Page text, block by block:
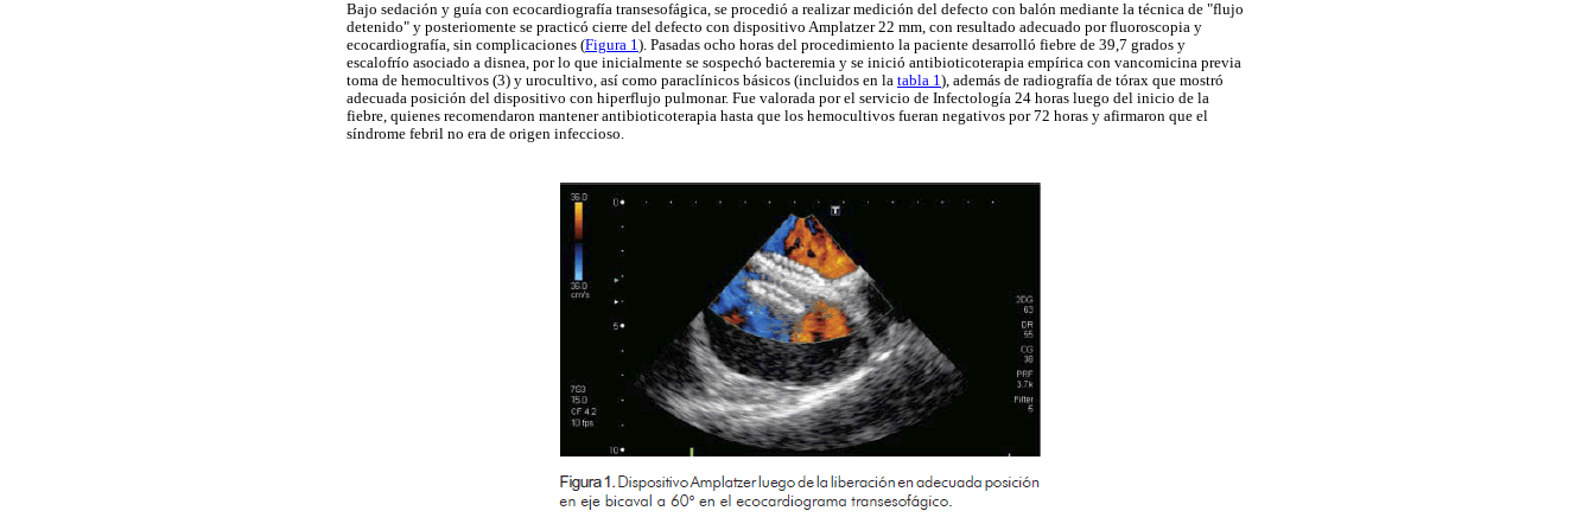
Bajo sedación y guía con ecocardiografía transesofágica, se procedió a realizar medición del defecto con balón mediante la técnica de "flujo
detenido" y posteriomente se practicó cierre del defecto con dispositivo Amplatzer 22 mm, con resultado adecuado por fluoroscopia y
ecocardiografía, sin complicaciones (Figura 1). Pasadas ocho horas del procedimiento la paciente desarrolló fiebre de 39,7 grados y
escalofrío asociado a disnea, por lo que inicialmente se sospechó bacteremia y se inició antibioticoterapia empírica con vancomicina previa
toma de hemocultivos (3) y urocultivo, así como paraclínicos básicos (incluidos en la tabla 1), además de radiografía de tórax que mostró
adecuada posición del dispositivo con hiperflujo pulmonar. Fue valorada por el servicio de Infectología 24 horas luego del inicio de la
fiebre, quienes recomendaron mantener antibioticoterapia hasta que los hemocultivos fueran negativos por 72 horas y afirmaron que el
síndrome febril no era de origen infeccioso.